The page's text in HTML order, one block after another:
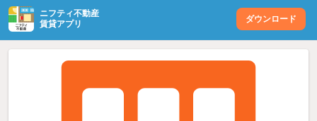
ニフティ不動産
賃貸アプリ
ダウンロード